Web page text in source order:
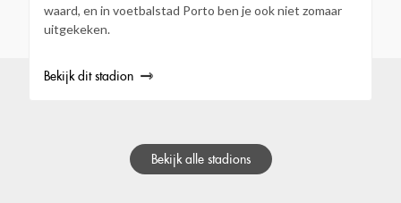
waard, en in voetbalstad Porto ben je ook niet zomaar
uitgekeken.
Bekijk dit stadion
Bekijk alle stadions